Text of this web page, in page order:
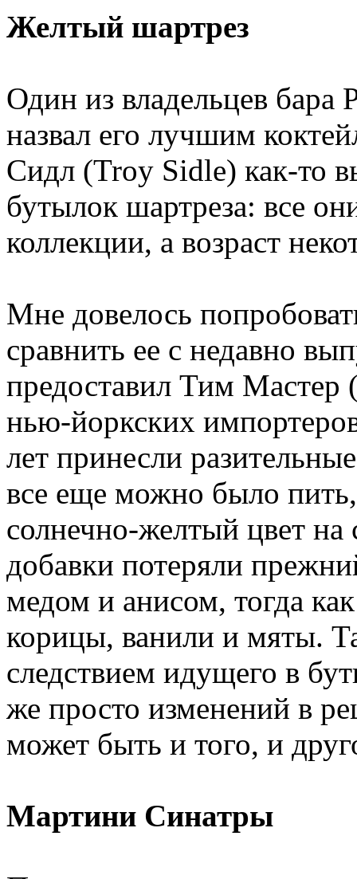
Желтый шартрез
Один из владельцев
назвал его лучшим
Сидл (Troy Sidle) как-то
бутылок шартреза: все
коллекции, а возраст
Мне довелось
сравнить ее с недавно
предоставил Тим Мастер
нью-йоркских
лет принесли
все еще можно было
солнечно-желтый цвет
добавки потеряли
медом и анисом, тогда
корицы, ванили и мяты.
следствием идущего в
же просто изменений в
может быть и того, и
Мартини Синатры